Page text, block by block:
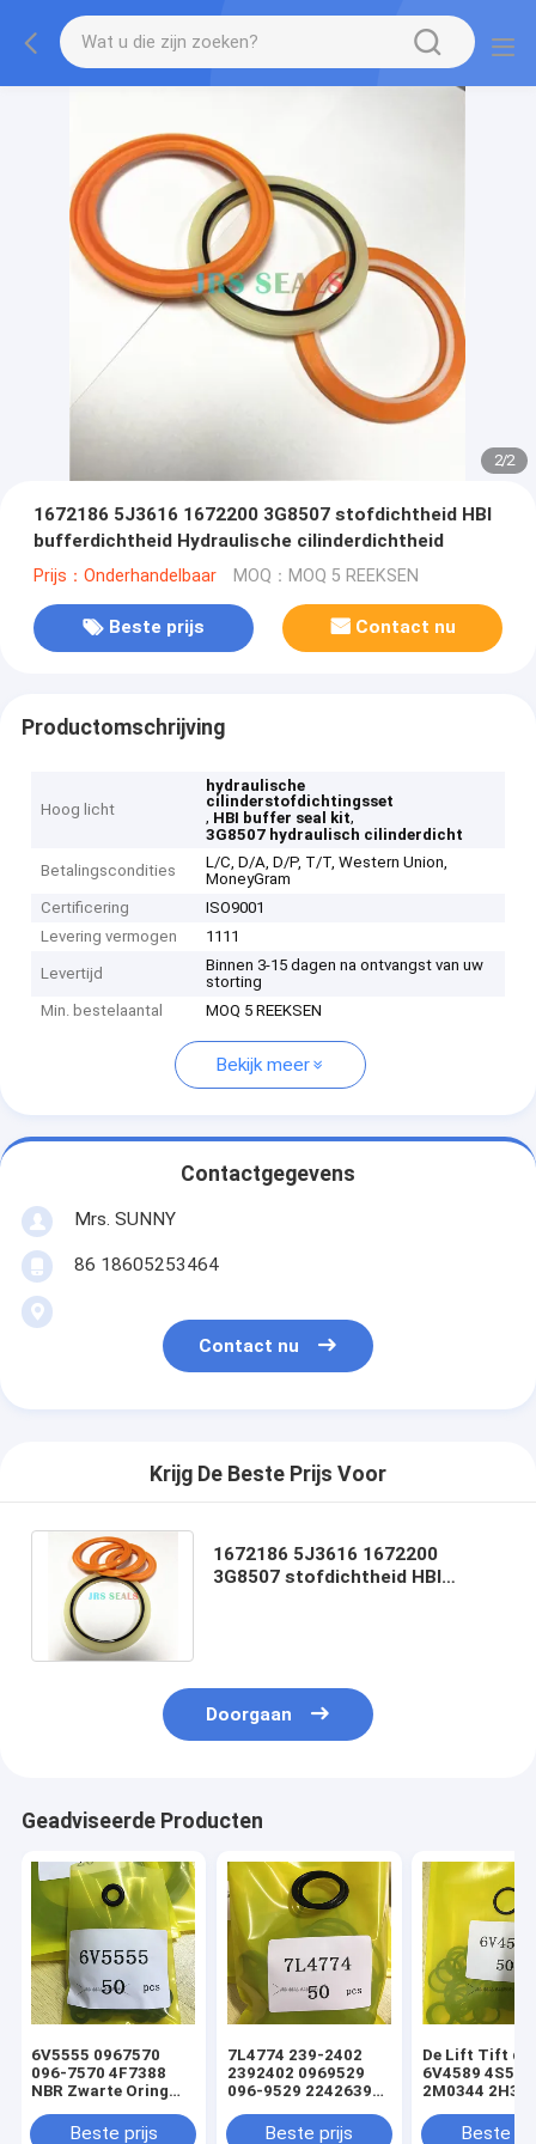
2/2
1672186 5J3616 1672200 3G8507 stofdichtheid HBI
bufferdichtheid Hydraulische cilinderdichtheid
Prijs：Onderhandelbaar MOQ：MOQ 5 REEKSEN
Beste prijs Contact nu
Productomschrijving
Hoog licht
hydraulische
cilinderstofdichtingsset
, HBI buffer seal kit,
3G8507 hydraulisch cilinderdicht
Betalingscondities
L/C, D/A, D/P, T/T, Western Union,
MoneyGram
Certificering
ISO9001
Levering vermogen
1111
Levertijd
Binnen 3-15 dagen na ontvangst van uw
storting
Min. bestelaantal
MOQ 5 REEKSEN
Bekijk meer
Contactgegevens
Mrs. SUNNY
86 18605253464
Contact nu
Krijg De Beste Prijs Voor
1672186 5J3616 1672200
3G8507 stofdichtheid HBI
Doorgaan
Geadviseerde Producten
6V5555 0967570
096-7570 4F7388
NBR Zwarte Oring
cilinderladerafdichtingsset
Beste prijs
7L4774 239-2402
2392402 0969529
096-9529 2242639
Zwarte Oring
Beste prijs
De Lift Tift die
6V4589
2M0344
Beste